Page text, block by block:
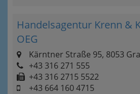
Handelsagentur Krenn &
OEG
Kärntner Straße 95, 8053
+43 316 271 555
+43 316 2715 5522
+43 664 160 4715